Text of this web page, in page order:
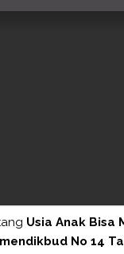
Usia Anak Bisa
No 14